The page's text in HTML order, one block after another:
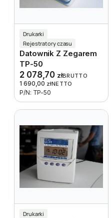
Drukarki
Rejestratory czasu
Datownik Z Zegarem
TP-50
2 078,70 złBRUTTO
1 690,00 złNETTO
P/N: TP-50
Drukarki